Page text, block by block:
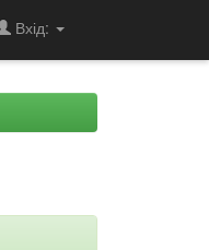
Вхід: